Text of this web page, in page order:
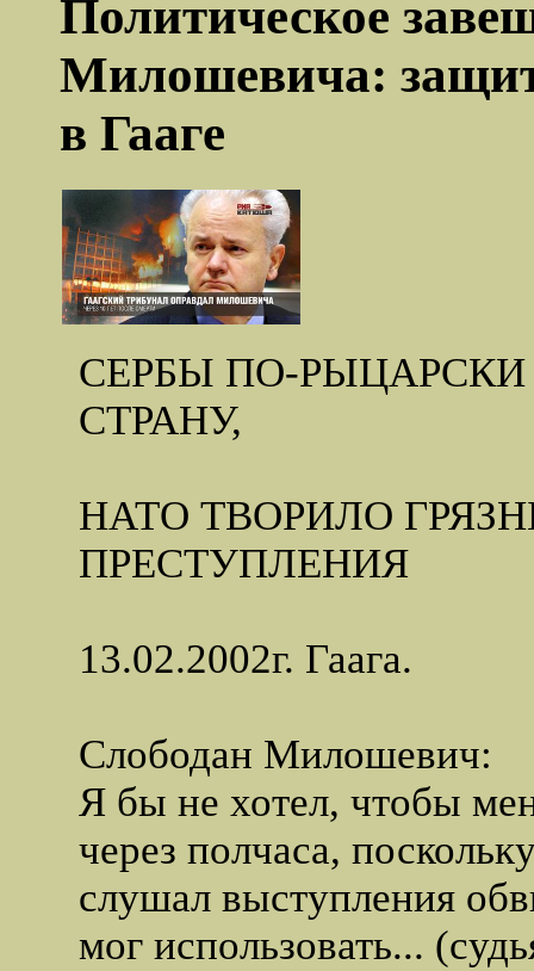
Политическое
Милошевича:
в Гааге
СЕРБЫ ПО-
СТРАНУ,
НАТО ТВОРИЛО
ПРЕСТУПЛЕНИЯ
13.02.2002г. Гаага.
Слободан Милошевич:
Я бы не хотел, чтобы
через полчаса,
слушал выступления
мог использовать...